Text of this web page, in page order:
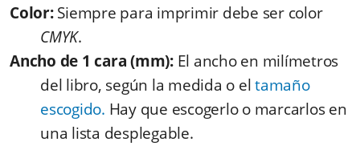
Color:Siempre para imprimir debe ser color
CMYK.
Ancho de 1 cara (mm): El ancho en milímetros
del libro, según la medida o eltamaño
escogido. Hay que escogerlo o marcarlos en
una lista desplegable.